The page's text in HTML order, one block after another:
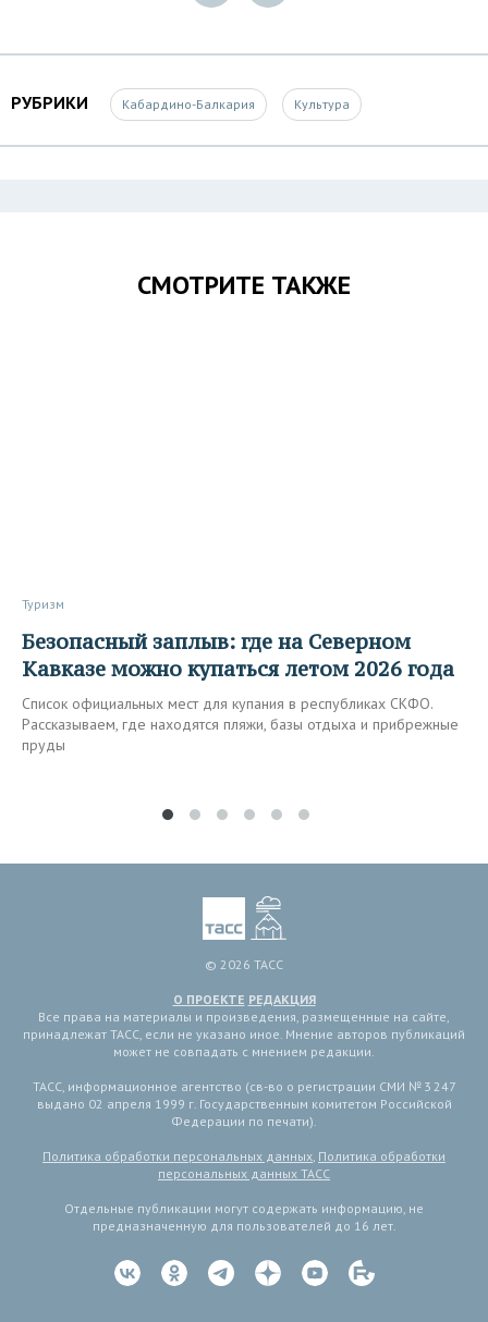
РУБРИКИ Кабардино-Балкария Культура
СМОТРИТЕ ТАКЖЕ
Туризм
Безопасный заплыв: где на Северном
Кавказе можно купаться летом 2026 года
Список официальных мест для купания в республиках СКФО.
Рассказываем, где находятся пляжи, базы отдыха и прибрежные
пруды
© 2026 ТАСС
О ПРОЕКТЕ РЕДАКЦИЯ
Все права на материалы и произведения, размещенные на сайте,
принадлежат ТАСС, если не указано иное. Мнение авторов публикаций
может не совпадать с мнением редакции.
ТАСС, информационное агентство (св-во о регистрации СМИ № 3 247
выдано 02 апреля 1999 г. Государственным комитетом Российской
Федерации по печати).
Политика обработки персональных данных, Политика обработки
персональных данных ТАСС
Отдельные публикации могут содержать информацию, не
предназначенную для пользователей до 16 лет.